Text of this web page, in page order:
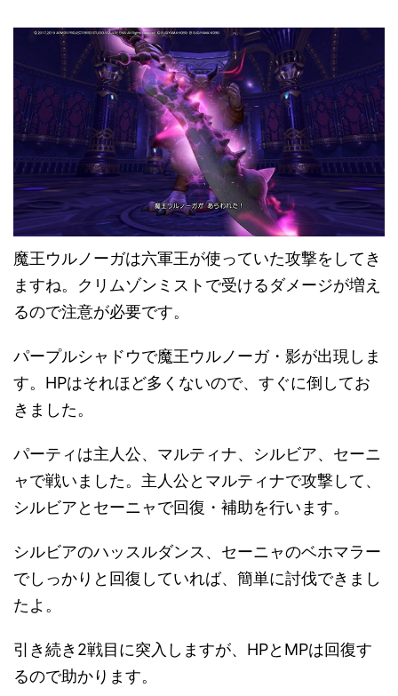
魔王ウルノーガは六軍王が使っていた攻撃をしてき
ますね。クリムゾンミストで受けるダメージが増え
るので注意が必要です。
パープルシャドウで魔王ウルノーガ・影が出現しま
す。HPはそれほど多くないので、すぐに倒してお
きました。
パーティは主人公、マルティナ、シルビア、セーニ
ャで戦いました。主人公とマルティナで攻撃して、
シルビアとセーニャで回復・補助を行います。
シルビアのハッスルダンス、セーニャのベホマラー
でしっかりと回復していれば、簡単に討伐できまし
たよ。
引き続き2戦目に突入しますが、HPとMPは回復す
るので助かります。